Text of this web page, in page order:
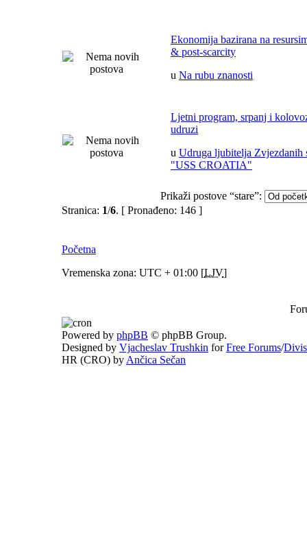
Ekonomija bazirana na
& post-scarcity
u Na rubu znanosti
Ljetni program, srpanj i
udruzi
u Udruga ljubitelja Zvjezdanih
"USS CROATIA"
Prikaži postove “stare”:
Stranica: 1/6. [ Pronađeno: 146 ]
Početna
Vremenska zona: UTC + 01:00 [LJV]
Powered by phpBB © phpBB Group.
Designed by Vjacheslav Trushkin forFree Forums/
HR (CRO) by Ančica Sečan